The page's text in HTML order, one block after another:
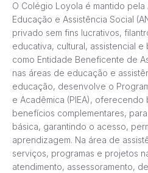
O Colégio Loyola é mantido
Educação e Assistência Social
privado sem fins lucrativos,
educativa, cultural, assistencial
como Entidade Beneficente de
nas áreas de educação e
educação, desenvolve o
e Acadêmica (PIEA),
benefícios complementares,
básica, garantindo o acesso,
aprendizagem. Na área de
serviços, programas e projetos
atendimento, assessoramento,